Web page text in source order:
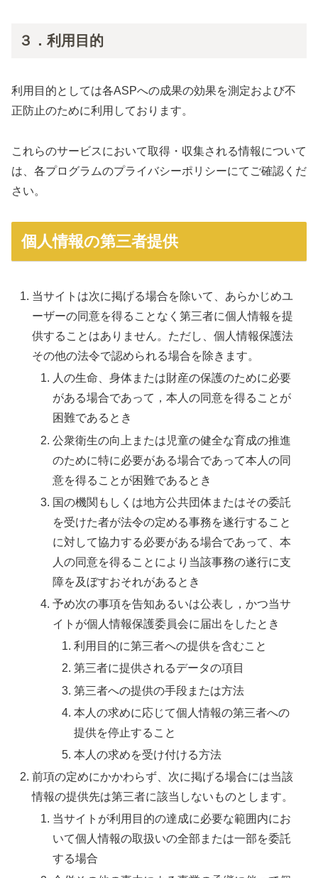
３．利用目的
利用目的としては各ASPへの成果の効果を測定および不
正防止のために利用しております。
これらのサービスにおいて取得・収集される情報について
は、各プログラムのプライバシーポリシーにてご確認くだ
さい。
個人情報の第三者提供
当サイトは次に掲げる場合を除いて、あらかじめユ
ーザーの同意を得ることなく第三者に個人情報を提
供することはありません。ただし、個人情報保護法
その他の法令で認められる場合を除きます。
人の生命、身体または財産の保護のために必要
がある場合であって，本人の同意を得ることが
困難であるとき
公衆衛生の向上または児童の健全な育成の推進
のために特に必要がある場合であって本人の同
意を得ることが困難であるとき
国の機関もしくは地方公共団体またはその委託
を受けた者が法令の定める事務を遂行すること
に対して協力する必要がある場合であって、本
人の同意を得ることにより当該事務の遂行に支
障を及ぼすおそれがあるとき
予め次の事項を告知あるいは公表し，かつ当サ
イトが個人情報保護委員会に届出をしたとき
利用目的に第三者への提供を含むこと
第三者に提供されるデータの項目
第三者への提供の手段または方法
本人の求めに応じて個人情報の第三者への
提供を停止すること
本人の求めを受け付ける方法
前項の定めにかかわらず、次に掲げる場合には当該
情報の提供先は第三者に該当しないものとします。
当サイトが利用目的の達成に必要な範囲内にお
いて個人情報の取扱いの全部または一部を委託
する場合